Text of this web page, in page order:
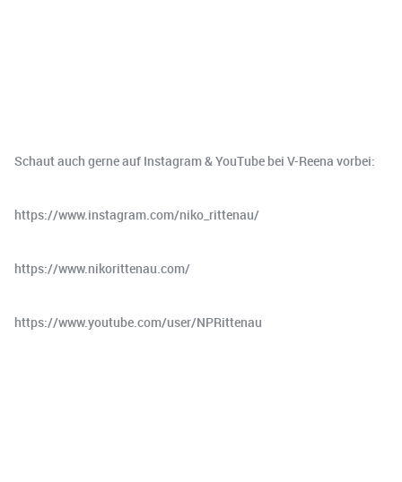
Schaut auch gerne auf Instagram & YouTube bei V-Reena vorbei:
https://www.instagram.com/niko_rittenau/
https://www.nikorittenau.com/
https://www.youtube.com/user/NPRittenau